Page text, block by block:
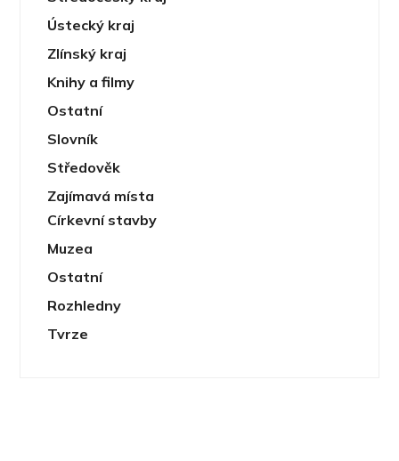
Ústecký kraj
Zlínský kraj
Knihy a filmy
Ostatní
Slovník
Středověk
Zajímavá místa
Církevní stavby
Muzea
Ostatní
Rozhledny
Tvrze